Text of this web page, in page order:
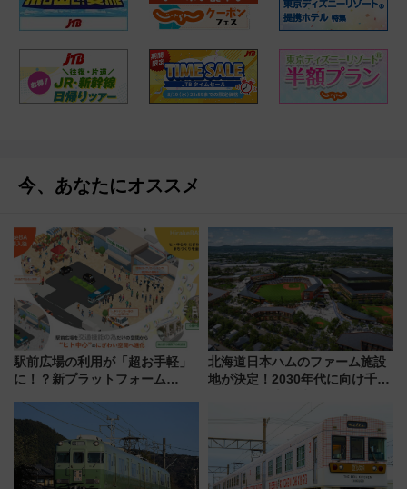
今、あなたにオススメ
駅前広場の利用が「超お手軽」
に！？新プラットフォーム
マホで簡単申請 物販や演奏会な
どに【JR東日本】
北海道日本ハムのファーム施設
地が決定！2030年代に向け千歳